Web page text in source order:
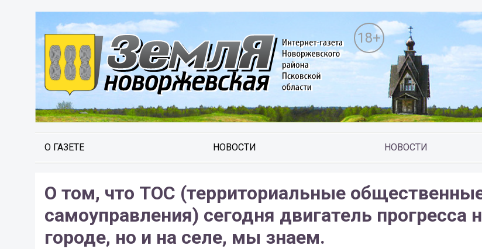
18+
О ГАЗЕТЕ НОВОСТИ НОВОСТИ
О том, что ТОС (территориальные
самоуправления) сегодня двигатель прогресса
городе, но и на селе, мы знаем.